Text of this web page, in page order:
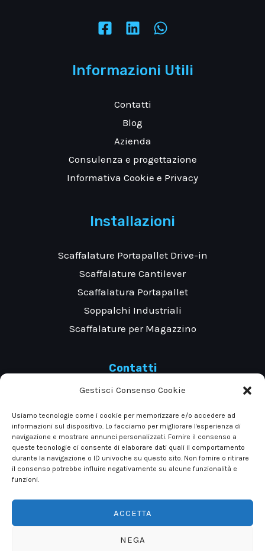
Gestisci Consenso Cookie
Usiamo tecnologie come i cookie per memorizzare e/o accedere ad
informazioni sul dispositivo. Lo facciamo per migliorare l'esperienza di
navigazione e mostrare annunci personalizzati. Fornire il consenso a
queste tecnologie ci consente di elaborare dati quali il comportamento
durante la navigazione o ID univoche su questo sito. Non fornire o ritirare
il consenso potrebbe influire negativamente su alcune funzionalità e
funzioni.
ACCETTA
NEGA
Informazioni Utili
Contatti
Blog
Azienda
Consulenza e progettazione
Informativa Cookie e Privacy
Installazioni
Scaffalature Portapallet Drive-in
Scaffalature Cantilever
Scaffalatura Portapallet
Soppalchi Industriali
Scaffalature per Magazzino
Contatti
Via Evangelista Torricelli 39, 10028 Trofarello
Torino